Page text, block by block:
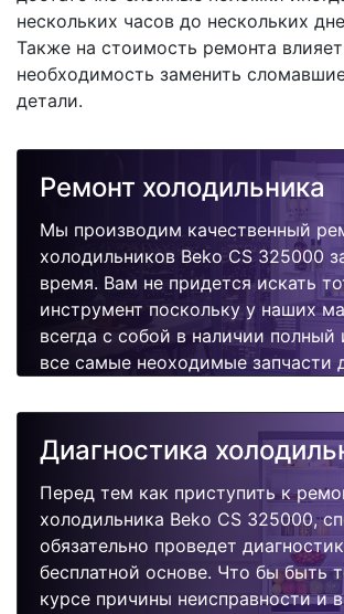
нескольких часов до нескольких
Также на стоимость ремонта влияет
необходимость заменить
детали.
Ремонт холодильника
Мы производим качественный
холодильников Beko CS 325000
время. Вам не придется искать
инструмент поскольку у наших
всегда с собой в наличии полный
все самые неоходимые запчасти
качественно и недорого.
Диагностика
Перед тем как приступить к
холодильника Beko CS 325000,
обязательно проведет
бесплатной основе. Что бы быть
курсе причины неисправности и в